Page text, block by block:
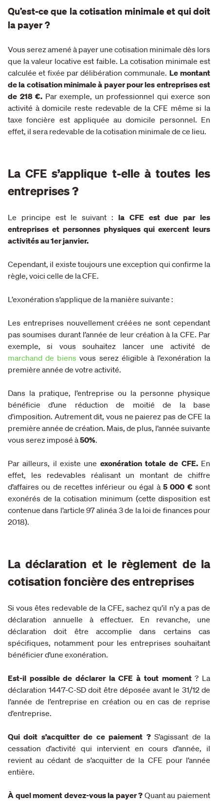
Qu’est-ce que la cotisation minimale et qui doit
la payer ?
Vous serez amené à payer une cotisation minimale dès lors
que la valeur locative est faible. La cotisation minimale est
calculée et fixée par délibération communale. Le montant
de la cotisation minimale à payer pour les entreprises est
de 218 €. Par exemple, un professionnel qui exerce son
activité à domicile reste redevable de la CFE même si la
taxe foncière est appliquée au domicile personnel. En
effet, il sera redevable de la cotisation minimale de ce lieu.
La CFE s’applique t-elle à toutes les
entreprises ?
Le principe est le suivant : la CFE est due par les
entreprises et personnes physiques qui exercent leurs
activités au 1er janvier.
Cependant, il existe toujours une exception qui confirme la
règle, voici celle de la CFE.
L’exonération s’applique de la manière suivante :
Les entreprises nouvellement créées ne sont cependant
pas soumises durant l’année de leur création à la CFE. Par
exemple, si vous souhaitez lancer une activité de
marchand de biens vous serez éligible à l’exonération la
première année de votre activité.
Dans la pratique, l’entreprise ou la personne physique
bénéficie d’une réduction de moitié de la base
d’imposition. Autrement dit, vous ne paierez pas de CFE la
première année de création. Mais, de plus, l’année suivante
vous serez imposé à50%.
Par ailleurs, il existe une exonération totale de CFE.En
effet, les redevables réalisant un montant de chiffre
d’affaires ou de recettes inférieur ou égal à 5 000 € sont
exonérés de la cotisation minimum (cette disposition est
contenue dans l’article 97 alinéa 3 de la loi de finances pour
2018).
La déclaration et le règlement de la
cotisation foncière des entreprises
Si vous êtes redevable de la CFE, sachez qu’il n’y a pas de
déclaration annuelle à effectuer. En revanche, une
déclaration doit être accomplie dans certains cas
spécifiques, notamment pour les entreprises souhaitant
bénéficier d’une exonération.
Est-il possible de déclarer la CFE à tout moment? La
déclaration 1447-C-SD doit être déposée avant le 31/12 de
l’année de l’entreprise en création ou en cas de reprise
d’entreprise.
Qui doit s’acquitter de ce paiement ?S’agissant de la
cessation d’activité qui intervient en cours d’année, il
revient au cédant de s’acquitter de la CFE pour l’année
entière.
À quel moment devez-vous la payer ? Quant au paiement